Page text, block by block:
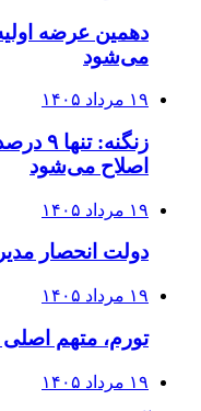
دهمین عرضه
می‌شود
۱۹ مرداد ۱۴۰۵
اصلاح می‌شود
۱۹ مرداد ۱۴۰۵
دولت انحصار
۱۹ مرداد ۱۴۰۵
تورم، متهم
۱۹ مرداد ۱۴۰۵